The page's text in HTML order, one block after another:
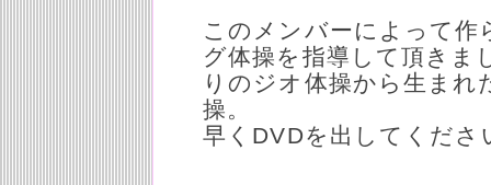
このメンバーによって
グ体操を指導して頂きま
りのジオ体操から生ま
操。
早くDVDを出してくださ